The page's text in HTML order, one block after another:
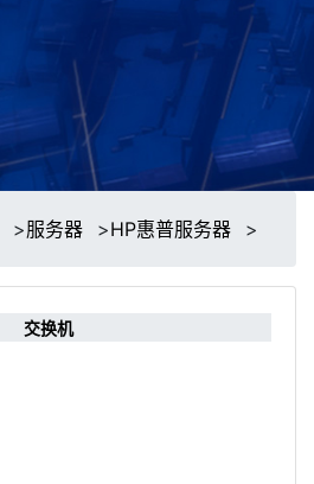
>服务器 >HP惠普服务器 >
交换机